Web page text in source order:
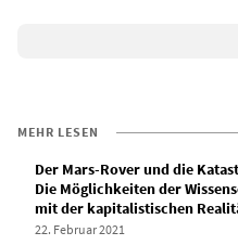
MEHR LESEN
Der Mars-Rover und die
Die Möglichkeiten der
mit der kapitalistischen
22. Februar 2021